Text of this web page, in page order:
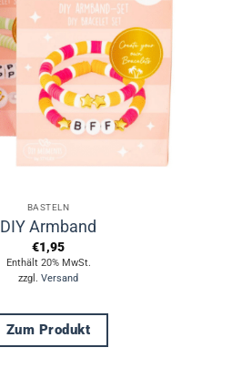
Optionen
können
auf
der
Produktseite
gewählt
werden
BASTELN
DIY Armband
€1,95
Enthält 20% MwSt.
zzgl. Versand
Zum Produkt